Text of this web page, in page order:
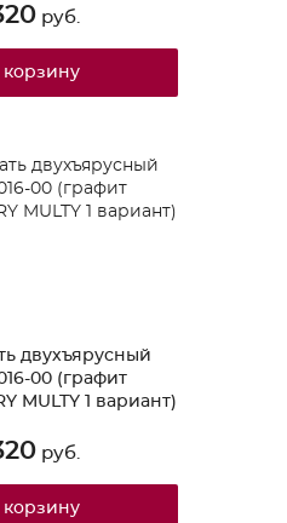
руб.
корзину
двухъярусный
00 (графит
MULTY 1 вариант)
руб.
корзину